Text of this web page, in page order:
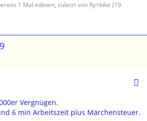
1 Mal editiert, zuletzt von fly+bike (19.
Vergnügen.
6 min Arbeitszeit plus Märchensteuer.